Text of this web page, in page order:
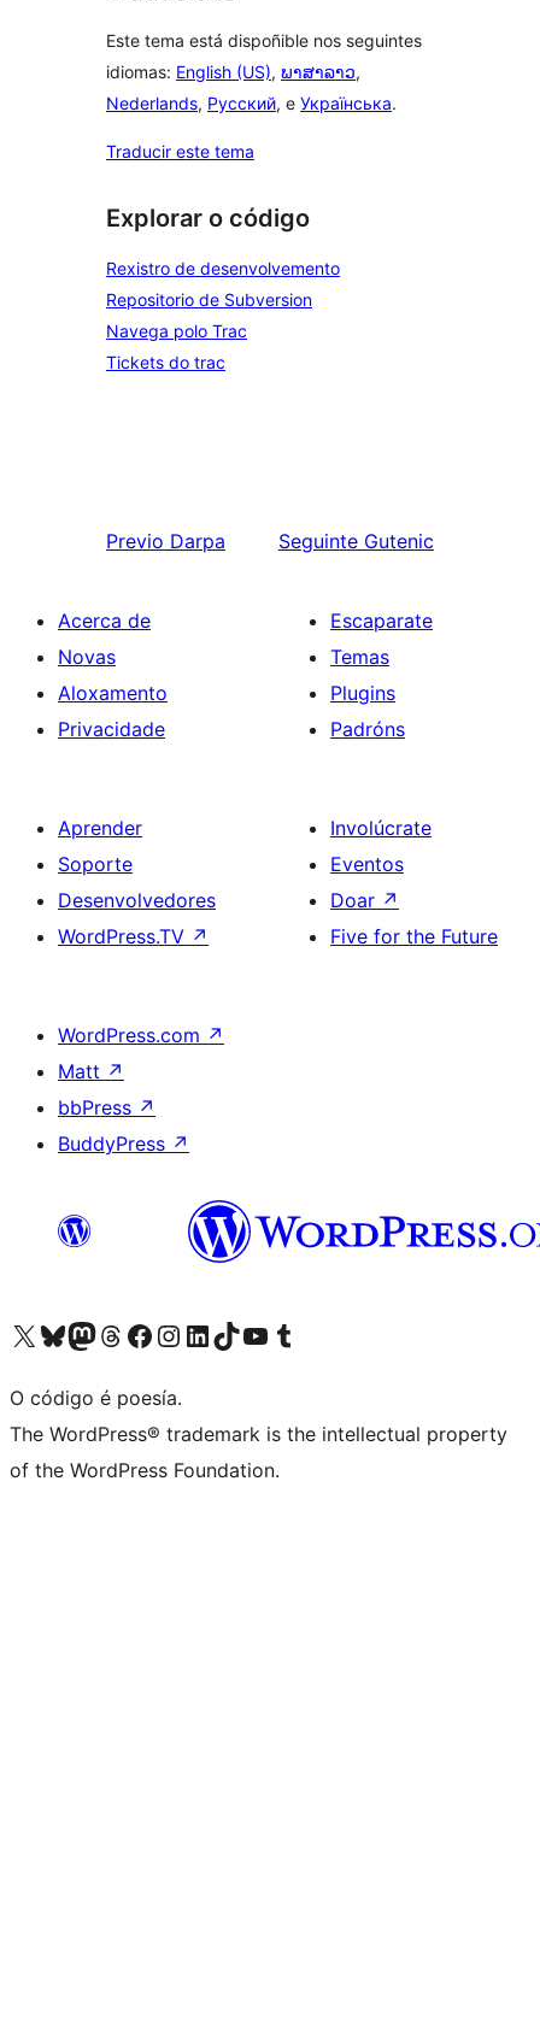
Este tema está dispoñible nos seguintes
idiomas: English (US), ພາສາລາວ,
Nederlands, Русский, e Українська.
Traducir este tema
Explorar o código
Rexistro de desenvolvemento
Repositorio de Subversion
Navega polo Trac
Tickets do trac
Previo Darpa Seguinte Gutenic
Acerca de
Novas
Aloxamento
Privacidade
Escaparate
Temas
Plugins
Padróns
Aprender
Soporte
Desenvolvedores
WordPress.TV ↗
Involúcrate
Eventos
Doar ↗
Five for the Future
WordPress.com ↗
Matt ↗
bbPress ↗
BuddyPress ↗
Visita la cuenta de X (anteriormente Twitter)
Visita a nosa conta de Bluesky
Visita a nosa conta de Mastodon
Visita a nosa conta de Threads
Visita a nosa páxina de Facebook
Visita a nosa conta de Instagram
Visita a nosa conta de LinkedIn
Visita a nosa conta de TikTok
Visita a nosa canle de YouTube
Visita a nosa conta de Tumblr
O código é poesía.
The WordPress® trademark is the intellectual property
of the WordPress Foundation.